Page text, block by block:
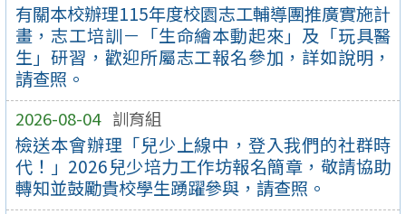
有關本校辦理115年度校園志工輔導團推廣實施計
畫，志工培訓－「生命繪本動起來」及「玩具醫
生」研習，歡迎所屬志工報名參加，詳如說明，
請查照。
2026-08-04 訓育組
檢送本會辦理「兒少上線中，登入我們的社群時
代！」2026兒少培力工作坊報名簡章，敬請協助
轉知並鼓勵貴校學生踴躍參與，請查照。